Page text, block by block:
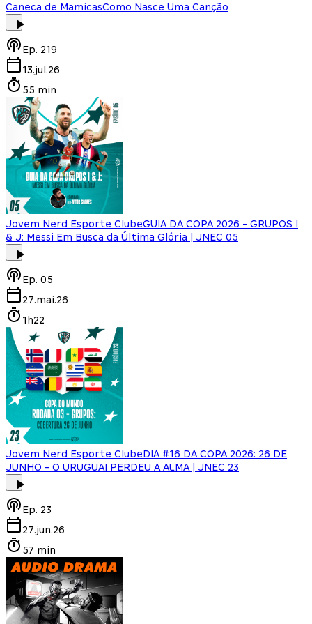
Caneca de MamicasComo Nasce Uma Canção
Ep. 219
13.jul.26
55 min
Jovem Nerd Esporte ClubeGUIA DA COPA 2026 - GRUPOS I
& J: Messi Em Busca da Última Glória | JNEC 05
Ep. 05
27.mai.26
1h22
Jovem Nerd Esporte ClubeDIA #16 DA COPA 2026: 26 DE
JUNHO - O URUGUAI PERDEU A ALMA | JNEC 23
Ep. 23
27.jun.26
57 min